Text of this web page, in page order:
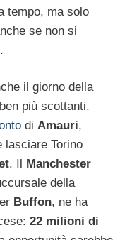
tempo, ma solo
se non si
il giorno della
più scottanti.
di Amauri,
lasciare Torino
. Il Manchester
della
Buffon, ne ha
22 milioni di